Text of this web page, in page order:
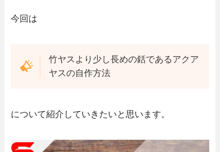
今回は
竹ヤスより少し長めの銛であるアクア
ヤスの自作方法
について紹介していきたいと思います。